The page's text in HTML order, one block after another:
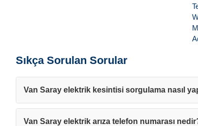
Sıkça Sorulan Sorular
Van Saray elektrik kesintisi sorgulama nasıl
Van Saray elektrik arıza telefon numarası